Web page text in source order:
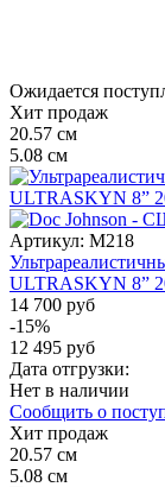
Ожидается
Хит продаж
20.57 см
5.08 см
Артикул: M218
ULTRASKYN 8”
14 700 руб
-15%
12 495 руб
Дата отгрузки:
Нет в наличии
Сообщить о
Хит продаж
20.57 см
5.08 см